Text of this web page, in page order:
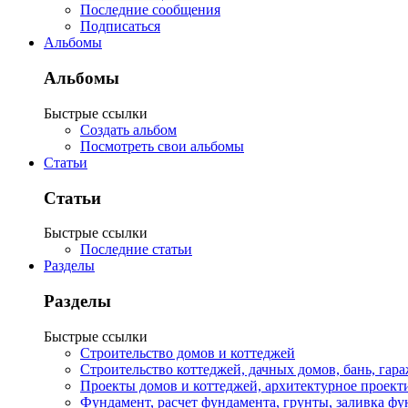
Последние сообщения
Подписаться
Альбомы
Альбомы
Быстрые ссылки
Создать альбом
Посмотреть свои альбомы
Статьи
Статьи
Быстрые ссылки
Последние статьи
Разделы
Разделы
Быстрые ссылки
Строительство домов и коттеджей
Строительство коттеджей, дачных домов, бань,
Проекты домов и коттеджей, архитектурное
Фундамент, расчет фундамента, грунты, заливка